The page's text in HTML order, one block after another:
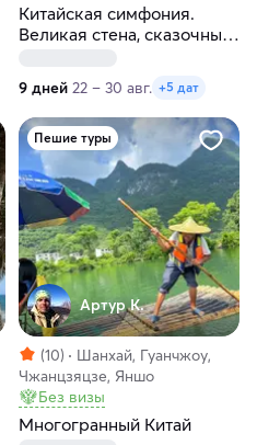
Китайская симфония.
Великая стена, сказочные
9 дней 22 – 30 авг. +5 дат
Пешие туры
Артур К.
(10)
Шанхай, Гуанчжоу,
Чжанцзяцзе, Яншо
Без визы
Многогранный Китай